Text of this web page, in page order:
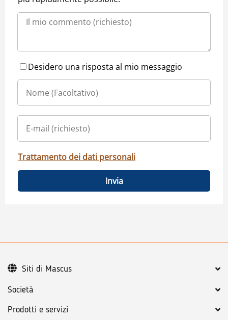
Desidero una risposta al mio messaggio
Trattamento dei dati personali
Invia
Società
Prodotti e servizi
Siti di Mascus